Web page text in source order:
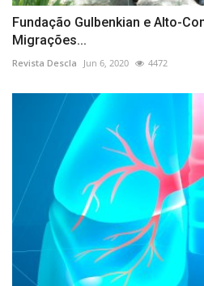
Fundação Gulbenkian e Alto-
Migrações...
Revista Descla Jun 6, 2020 4472